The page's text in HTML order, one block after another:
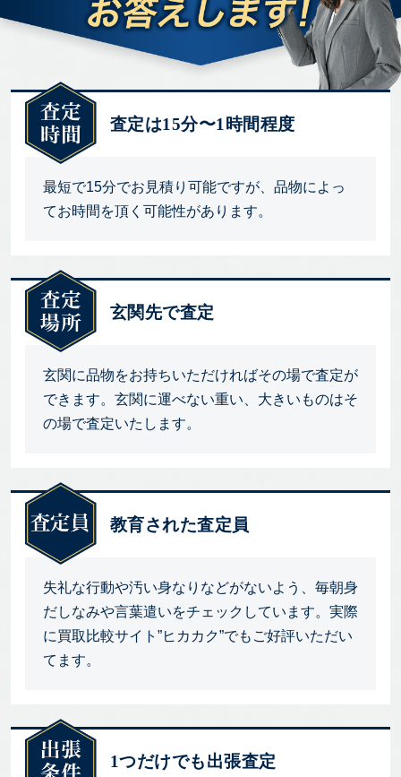
査定は15分〜1時間程度
最短で15分でお見積り可能ですが、品物によっ
てお時間を頂く可能性があります。
玄関先で査定
玄関に品物をお持ちいただければその場で査定が
できます。玄関に運べない重い、大きいものはそ
の場で査定いたします。
教育された査定員
失礼な行動や汚い身なりなどがないよう、毎朝身
だしなみや言葉遣いをチェックしています。実際
に買取比較サイト”ヒカカク”でもご好評いただい
てます。
1つだけでも出張査定